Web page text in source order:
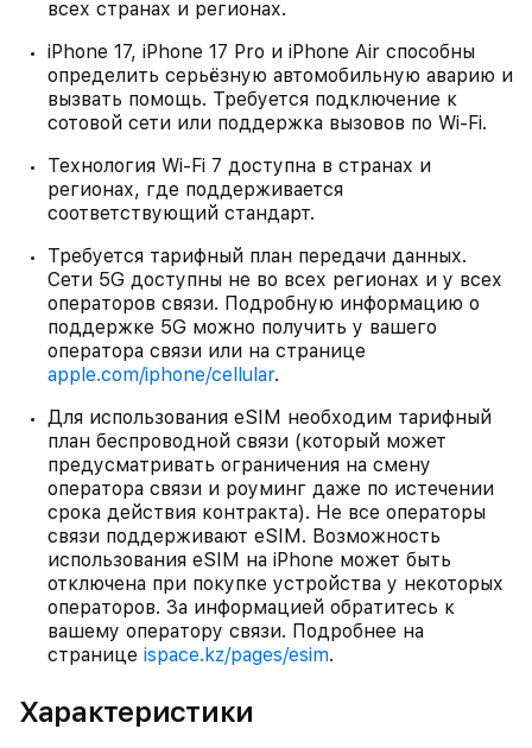
всех странах и регионах.
iPhone 17, iPhone 17 Pro и iPhone Air способны
определить серьёзную автомобильную аварию и
вызвать помощь. Требуется подключение к
сотовой сети или поддержка вызовов по Wi-Fi.
Технология Wi-Fi 7 доступна в странах и
регионах, где поддерживается
соответствующий стандарт.
Требуется тарифный план передачи данных.
Сети 5G доступны не во всех регионах и у всех
операторов связи. Подробную информацию о
поддержке 5G можно получить у вашего
оператора связи или на странице
apple.com/iphone/cellular.
Для использования eSIM необходим тарифный
план беспроводной связи (который может
предусматривать ограничения на смену
оператора связи и роуминг даже по истечении
срока действия контракта). Не все операторы
связи поддерживают eSIM. Возможность
использования eSIM на iPhone может быть
отключена при покупке устройства у некоторых
операторов. За информацией обратитесь к
вашему оператору связи. Подробнее на
странице ispace.kz/pages/esim.
Характеристики